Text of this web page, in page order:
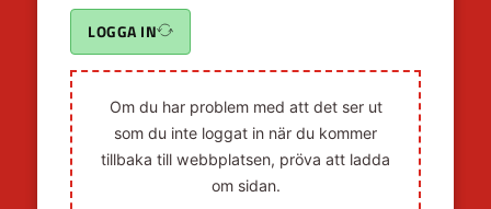
LOGGA IN
Om du har problem med att det ser ut
som du inte loggat in när du kommer
tillbaka till webbplatsen, pröva att ladda
om sidan.